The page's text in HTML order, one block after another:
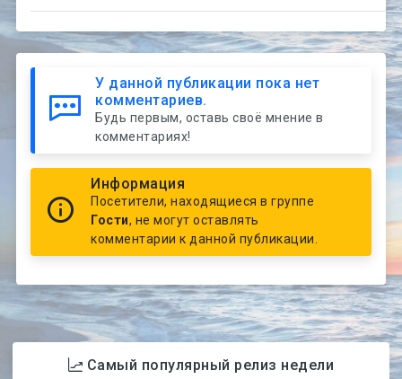
У данной публикации пока нет
комментариев.
Будь первым, оставь своё мнение в
комментариях!
Информация
Посетители, находящиеся в группе
Гости, не могут оставлять
комментарии к данной публикации.
Самый популярный релиз недели